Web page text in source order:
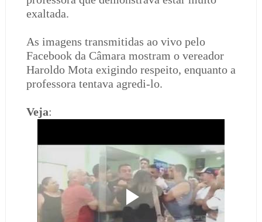
exaltada.
As imagens transmitidas ao vivo pelo
Facebook da Câmara mostram o vereador
Haroldo Mota exigindo respeito, enquanto a
professora tentava agredi-lo.
Veja: